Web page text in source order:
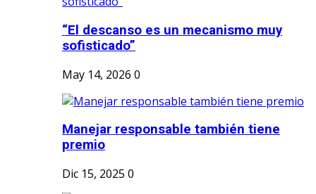
“El descanso es un mecanismo muy
sofisticado”
May 14, 2026 0
Manejar responsable también tiene
premio
Dic 15, 2025 0